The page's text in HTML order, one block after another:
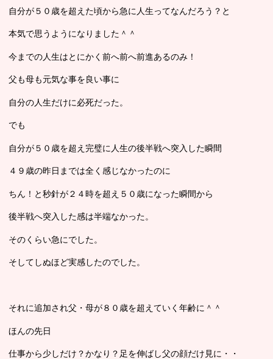
自分が５０歳を超えた頃から急に人生ってなんだろう？と
本気で思うようになりました＾＾
今までの人生はとにかく前へ前へ前進あるのみ！
父も母も元気な事を良い事に
自分の人生だけに必死だった。
でも
自分が５０歳を超え完璧に人生の後半戦へ突入した瞬間
４９歳の昨日までは全く感じなかったのに
ちん！と秒針が２４時を超え５０歳になった瞬間から
後半戦へ突入した感は半端なかった。
そのくらい急にでした。
そしてしぬほど実感したのでした。
それに追加され父・母が８０歳を超えていく年齢に＾＾
ほんの先日
仕事から少しだけ？かなり？足を伸ばし父の顔だけ見に・・